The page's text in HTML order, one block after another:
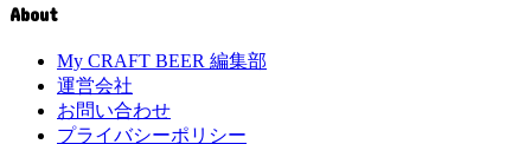
About
My CRAFT BEER 編集部
運営会社
お問い合わせ
プライバシーポリシー